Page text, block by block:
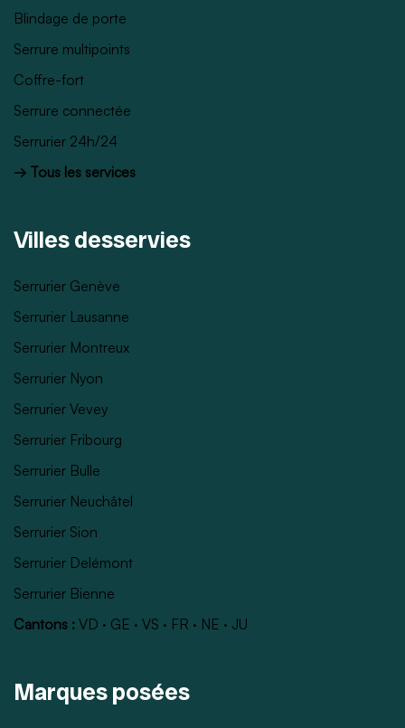
Blindage de porte
Serrure multipoints
Coffre-fort
Serrure connectée
Serrurier 24h/24
→ Tous les services
Villes desservies
Serrurier Genève
Serrurier Lausanne
Serrurier Montreux
Serrurier Nyon
Serrurier Vevey
Serrurier Fribourg
Serrurier Bulle
Serrurier Neuchâtel
Serrurier Sion
Serrurier Delémont
Serrurier Bienne
Cantons : VD · GE · VS · FR · NE · JU
Marques posées